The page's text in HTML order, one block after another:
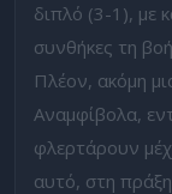
διπλό (3-1), με
συνθήκες τη
Πλέον, ακόμη
Αναμφίβολα,
φλερτάρουν
αυτό, στη